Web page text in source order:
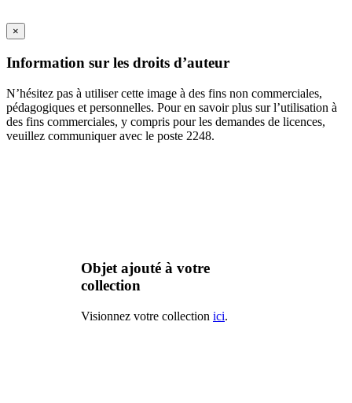
×
Information sur les droits d’auteur
N’hésitez pas à utiliser cette image à des fins non commerciales,
pédagogiques et personnelles. Pour en savoir plus sur l’utilisation à
des fins commerciales, y compris pour les demandes de licences,
veuillez communiquer avec le poste 2248.
Objet ajouté à votre
collection
Visionnez votre collection ici.